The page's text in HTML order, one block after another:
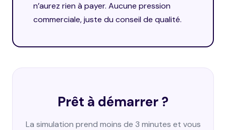
n’aurez rien à payer. Aucune pression
commerciale, juste du conseil de qualité.
Prêt à démarrer ?
La simulation prend moins de 3 minutes et vous